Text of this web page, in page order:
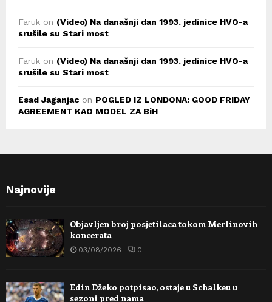
Faruk on (Video) Na današnji dan 1993. jedinice HVO-a
srušile su Stari most
Faruk on (Video) Na današnji dan 1993. jedinice HVO-a
srušile su Stari most
Esad Jaganjac on POGLED IZ LONDONA: GOOD FRIDAY
AGREEMENT KAO MODEL ZA BiH
Najnovije
Objavljen broj posjetilaca tokom Merlinovih
koncerata
03/08/2026 0
Edin Džeko potpisao, ostaje u Schalkeu u
sezoni pred nama